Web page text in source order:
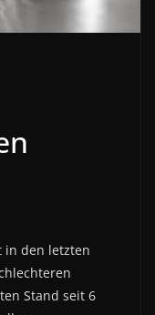
in den letzten
Stand seit 6